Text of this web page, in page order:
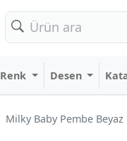
Renk Desen
Milky Baby Pembe Beyaz